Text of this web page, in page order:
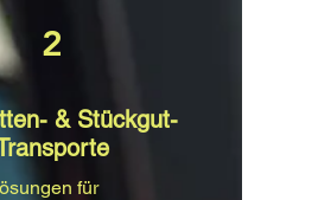
2
& Stückgut-
für